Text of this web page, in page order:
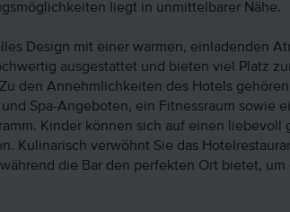
liegt in unmittelbarer Nähe.
Design mit einer warmen, einladenden
ausgestattet und bieten viel Platz
den Annehmlichkeiten des Hotels
Spa-Angeboten, ein Fitnessraum sowie
Kinder können sich auf einen liebevoll
Kulinarisch verwöhnt Sie das
die Bar den perfekten Ort bietet, um